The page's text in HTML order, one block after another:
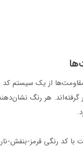
از یک سیستم
گرفته‌اند. هر رنگ
بنفش-نارنجی-طلایی مقدار ۲۷۰۰۰ اهم